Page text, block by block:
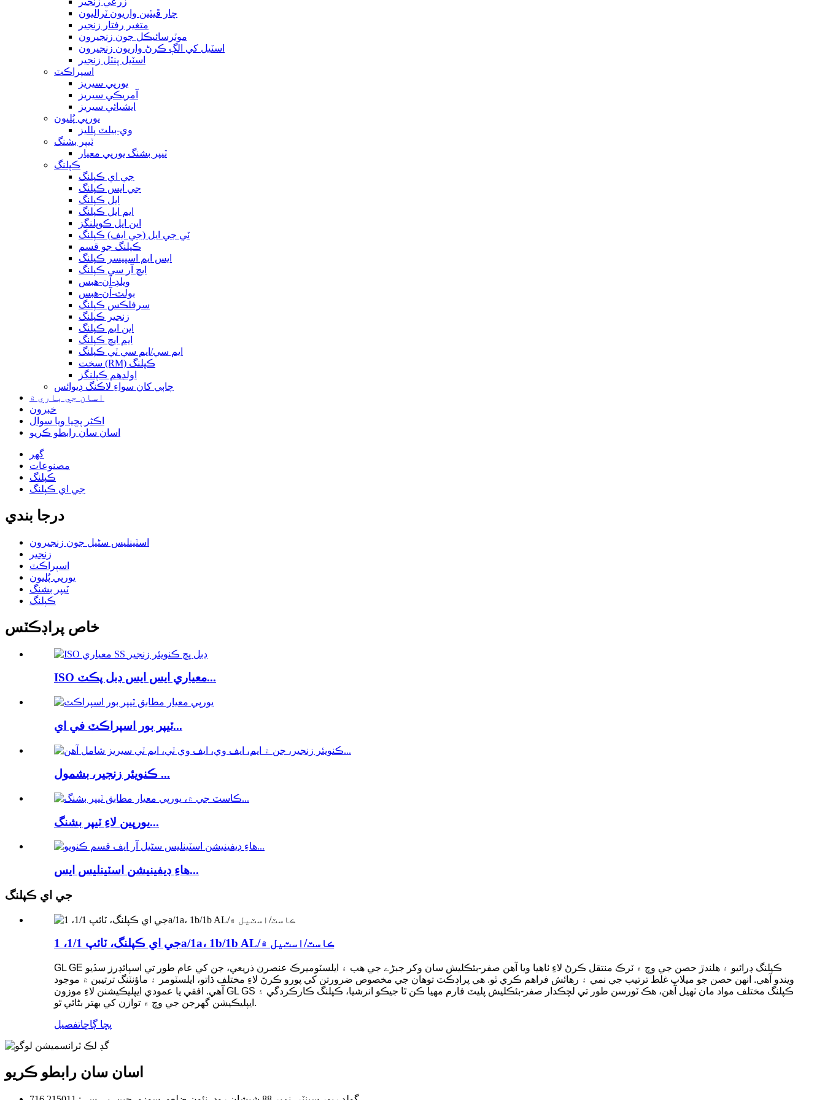
چار ڦيٿين واريون ٽراليون
متغير رفتار زنجير
موٽرسائيڪل جون زنجيرون
اسٽيل کي الڳ ڪرڻ واريون زنجيرون
اسٽيل پنٽل زنجير
اسپراڪٽ
يورپي سيريز
آمريڪي سيريز
ايشيائي سيريز
يورپي پُليون
وي-بيلٽ پلليز
ٽيپر بشنگ
ٽيپر بشنگ يورپي معيار
ڪپلنگ
جي اي ڪپلنگ
جي ايس ڪپلنگ
ايل ڪپلنگ
ايم ايل ڪپلنگ
اين ايل ڪوپلنگز
ٽي جي ايل (جي ايف) ڪپلنگ
ڪپلنگ جو قسم
ايس ايم اسپيسر ڪپلنگ
ايڇ آر سي ڪپلنگ
ويلڊ-آن-هبس
بولٽ-آن-هبس
سرفلڪس ڪپلنگ
زنجير ڪپلنگ
اين ايم ڪپلنگ
ايم ايڇ ڪپلنگ
ايم سي/ايم سي ٽي ڪپلنگ
سخت (RM) ڪپلنگ
اولڊهم ڪپلنگز
چاٻي کان سواءِ لاڪنگ ڊيوائس
اسان جي باري ۾
خبرون
اڪثر پڇيا ويا سوال
اسان سان رابطو ڪريو
گھر
مصنوعات
ڪپلنگ
جي اي ڪپلنگ
درجا بندي
اسٽينلیس سٹیل جون زنجيرون
زنجير
اسپراڪٽ
يورپي پُليون
ٽيپر بشنگ
ڪپلنگ
خاص پراڊڪٽس
ISO معياري ايس ايس ڊبل پڪٽ...
ٽيپر بور اسپراڪٽ في اي...
ڪنويئر زنجير، بشمول ...
يورپين لاءِ ٽيپر بشنگ...
هاءِ ڊيفينيشن اسٽينلیس ايس...
جي اي ڪپلنگ
جي اي ڪپلنگ، ٽائپ 1/1، 1a/1a، 1b/1b AL/ڪاسٽ/اسٽيل ۾
GL GE ڪپلنگ ڊرائيو ۽ هلندڙ حصن جي وچ ۾ ٽرڪ منتقل ڪرڻ لاءِ ٺاهيا ويا آهن صفر-بئڪليش سان وکر جبڑے جي هب ۽ ايلسٽوميرڪ عنصرن ذريعي، جن کي عام طور تي اسپائڊرز سڏيو
ويندو آهي. انهن حصن جو ميلاپ غلط ترتيب جي نمي ۽ رهائش فراهم ڪري ٿو. هي پراڊڪٽ توهان جي مخصوص ضرورتن کي پورو ڪرڻ لاءِ مختلف ڌاتو، ايلسٽومر ۽ ماؤنٽنگ ترتيبن ۾ موجود
آهي. افقي يا عمودي ايپليڪيشنن لاءِ موزون GL GS ڪپلنگ مختلف مواد مان ٺهيل آهن، هڪ ٽورسن طور تي لچڪدار صفر-بئڪليش پليٽ فارم مهيا ڪن ٿا جيڪو انرشيا، ڪپلنگ ڪارڪردگي ۽
ايپليڪيشن گهرجن جي وچ ۾ توازن کي بهتر بڻائي ٿو.
پڇا ڳاڇاتفصيل
اسان سان رابطو ڪريو